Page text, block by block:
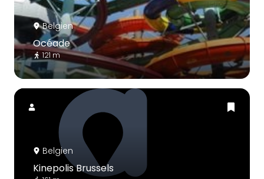
Belgien
Océade
121 m
Belgien
Kinepolis Brussels